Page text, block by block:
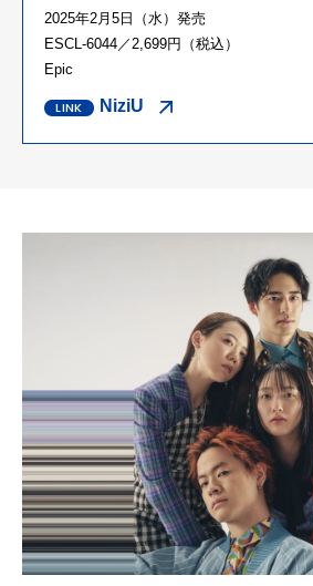
2025年2月5日（水）発売
ESCL-6044／2,699円（税込）
Epic
NiziU